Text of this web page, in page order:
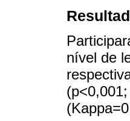
nível de